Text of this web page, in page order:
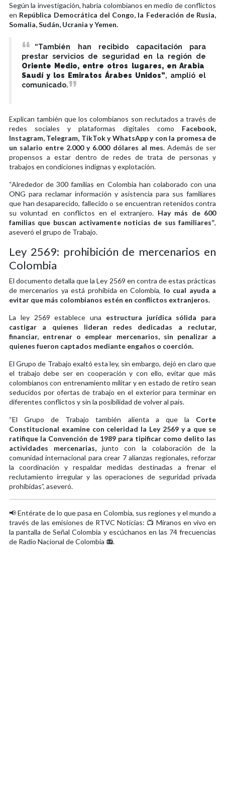
Según la investigación, habría colombianos en medio de conflictos
en República Democrática del Congo, la Federación de Rusia,
Somalia, Sudán, Ucrania y Yemen.
“También han recibido capacitación para
prestar servicios de seguridad en la región de
Oriente Medio, entre otros lugares, en Arabia
Saudí y los Emiratos Árabes Unidos”, amplió el
comunicado.
Explican también que los colombianos son reclutados a través de
redes sociales y plataformas digitales como Facebook,
Instagram, Telegram, TikTok y WhatsApp y con la promesa de
un salario entre 2.000 y 6.000 dólares al mes. Además de ser
propensos a estar dentro de redes de trata de personas y
trabajos en condiciones indignas y explotación.
“Alrededor de 300 familias en Colombia han colaborado con una
ONG para reclamar información y asistencia para sus familiares
que han desaparecido, fallecido o se encuentran retenidos contra
su voluntad en conflictos en el extranjero. Hay más de 600
familias que buscan activamente noticias de sus familiares”,
aseveró el grupo de Trabajo.
Ley 2569: prohibición de mercenarios en
Colombia
El documento detalla que la Ley 2569 en contra de estas prácticas
de mercenarios ya está prohibida en Colombia, lo cual ayuda a
evitar que más colombianos estén en conflictos extranjeros.
La ley 2569 establece una estructura jurídica sólida para
castigar a quienes lideran redes dedicadas a reclutar,
financiar, entrenar o emplear mercenarios, sin penalizar a
quienes fueron captados mediante engaños o coerción.
El Grupo de Trabajo exaltó esta ley, sin embargo, dejó en claro que
el trabajo debe ser en cooperación y con ello, evitar que más
colombianos con entrenamiento militar y en estado de retiro sean
seducidos por ofertas de trabajo en el exterior para terminar en
diferentes conflictos y sin la posibilidad de volver al país.
“El Grupo de Trabajo también alienta a que la Corte
Constitucional examine con celeridad la Ley 2569 y a que se
ratifique la Convención de 1989 para tipificar como delito las
actividades mercenarias, junto con la colaboración de la
comunidad internacional para crear 7 alianzas regionales, reforzar
la coordinación y respaldar medidas destinadas a frenar el
reclutamiento irregular y las operaciones de seguridad privada
prohibidas”, aseveró.
📢 Entérate de lo que pasa en Colombia, sus regiones y el mundo a
través de las emisiones de RTVC Noticias: 📺 Míranos en vivo en
la pantalla de Señal Colombia y escúchanos en las 74 frecuencias
de Radio Nacional de Colombia 📻.